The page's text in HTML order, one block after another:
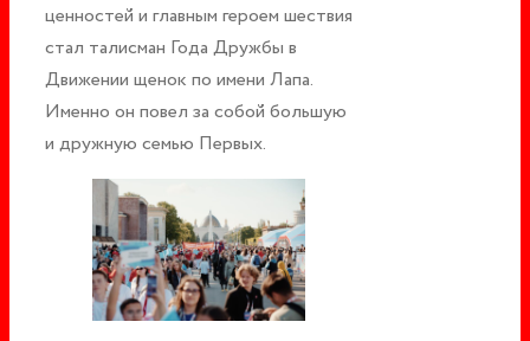
ценностей и главным героем шествия
стал талисман Года Дружбы в
Движении щенок по имени Лапа.
Именно он повел за собой большую
и дружную семью Первых.